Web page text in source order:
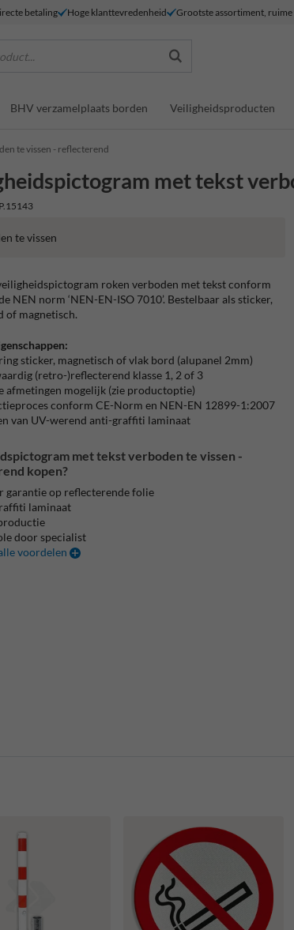
betaling Hoge klanttevredenheid Grootste assortiment,
BHV verzamelplaats borden Veiligheidsproducten
te vissen - reflecterend
met tekst
te vissen
roken verboden met tekst conform
NEN norm ‘NEN-EN-ISO 7010’. Bestelbaar als sticker,
of magnetisch.
sticker, magnetisch of vlak bord (alupanel 2mm)
(retro-)reflecterend klasse 1, 2 of 3
afmetingen mogelijk (zie productoptie)
conform CE-Norm en NEN-EN 12899-1:2007
van UV-werend anti-graffiti laminaat
met tekst verboden te vissen -
kopen?
garantie op reflecterende folie
laminaat
door specialist
voordelen